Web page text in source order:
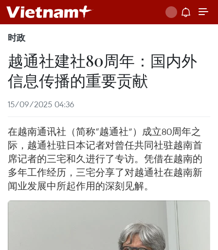
时政
越通社建社80周年：国内外
信息传播的重要贡献
15/09/2025 04:36
在越南通讯社（简称“越通社”）成立80周年之
际，越通社驻日本记者对曾任共同社驻越南首
席记者的三宅和久进行了专访。凭借在越南的
多年工作经历，三宅分享了对越通社在越南新
闻业发展中所起作用的深刻见解。